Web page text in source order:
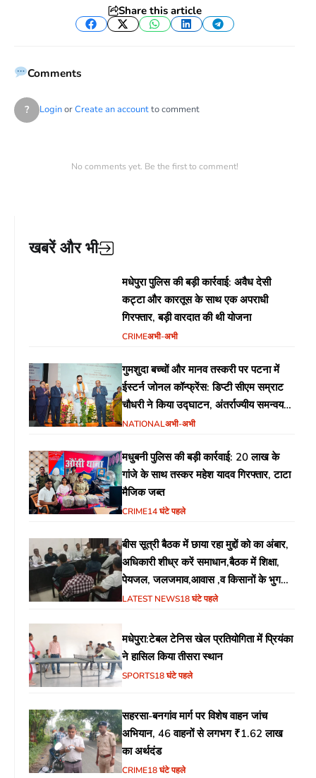
Share this article
Facebook
TwitterWhatsApp
LinkedInTelegram
Comments
? LoginorCreate an accountto comment
No comments yet. Be the first to comment!
खबरें और भी
मधेपुरा पुलिस की बड़ी कार्रवाई: अवैध देसी
कट्टा और कारतूस के साथ एक अपराधी
गिरफ्तार, बड़ी वारदात की थी योजना
CRIMEअभी-अभी
गुमशुदा बच्चों और मानव तस्करी पर पटना में
ईस्टर्न जोनल कॉन्फ्रेंस: डिप्टी सीएम सम्राट
चौधरी ने किया उद्घाटन, अंतर्राज्यीय समन्वय
पर जोर
NATIONALअभी-अभी
मधुबनी पुलिस की बड़ी कार्रवाई: 20 लाख के
गांजे के साथ तस्कर महेश यादव गिरफ्तार, टाटा
मैजिक जब्त
CRIME14 घंटे पहले
बीस सूत्री बैठक में छाया रहा मुद्दों को का अंबार,
अधिकारी शीध्र करें समाधान,बैठक में शिक्षा,
पेयजल, जलजमाव,आवास ,व किसानों के भुगतान
का उठा मुद्दा
LATEST NEWS18 घंटे पहले
मधेपुरा:टेबल टेनिस खेल प्रतियोगिता में प्रियंका
ने हासिल किया तीसरा स्थान
SPORTS18 घंटे पहले
सहरसा-बनगांव मार्ग पर विशेष वाहन जांच
अभियान, 46 वाहनों से लगभग ₹1.62 लाख
का अर्थदंड
CRIME18 घंटे पहले